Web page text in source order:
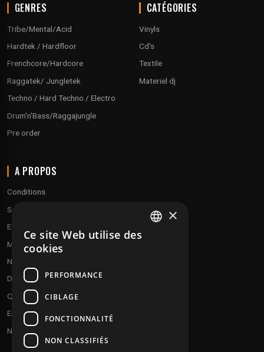
GENRES
Tribe/Mental/Acid
Hardtek / Hardfloor
Frenchcore/Hardcore
Raggatek/ Jungletek
Techno / Hard Techno / Electro
Drum'n'Bass/Raggajungle
Pre order
CATÉGORIES
Vinyls
Cd's
Textile
Materiel dj
A PROPOS
Conditions
Service client
Expédition & retours
Modes de paiement
Notre programme de fidélité
Disques cadeaux
Qui sommes-nous ?
Envoyez vos démos
Nous contacter
×
Ce site Web utilise des
cookies
PERFORMANCE
CIBLAGE
FONCTIONNALITÉ
NON CLASSIFIÉS